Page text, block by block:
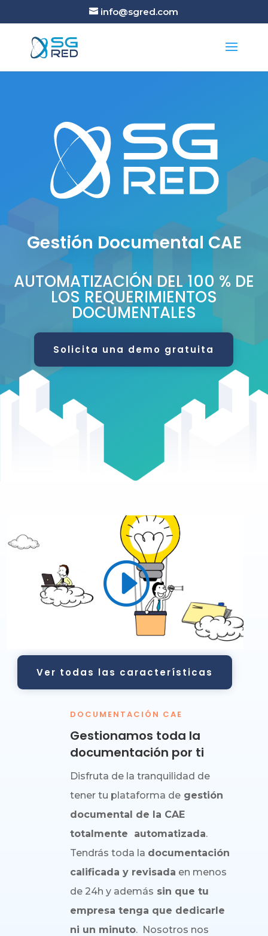
info@sgred.com
Gestión Documental CAE
AUTOMATIZACIÓN DEL 100 % DE
LOS REQUERIMIENTOS
DOCUMENTALES
Solicita una demo gratuita
Ver todas las características
DOCUMENTACIÓN CAE
Gestionamos toda la
documentación por ti
Disfruta de la tranquilidad de
tener tu plataforma de gestión
documental de la CAE
totalmente automatizada.
Tendrás toda la documentación
calificada y revisada en menos
de 24h y además sin que tu
empresa tenga que dedicarle
ni un minuto. Nosotros nos